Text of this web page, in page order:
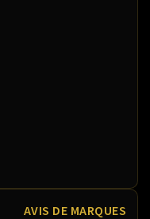
AVIS DE MARQUES